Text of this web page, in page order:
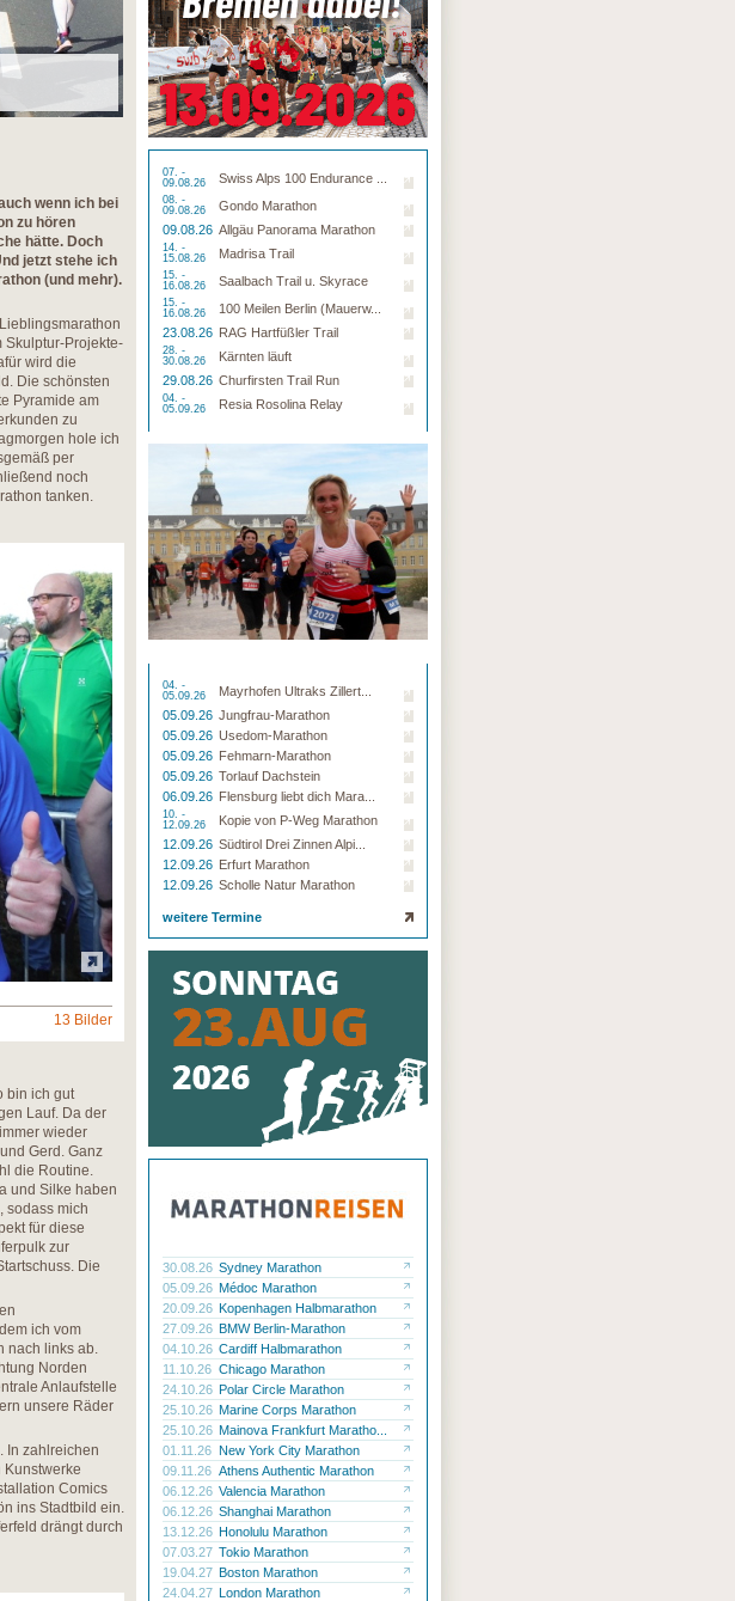
wenn ich bei
zu hören
hätte. Doch
jetzt stehe ich
(und mehr).
Skulptur-Projekte-
wird die
Die schönsten
Pyramide am
zu
hole ich
per
noch
tanken.
13 Bilder
bin ich gut
Lauf. Da der
wieder
Gerd. Ganz
die Routine.
und Silke haben
sodass mich
für diese
zur
Die
ich vom
nach links ab.
Norden
Anlaufstelle
unsere Räder
In zahlreichen
Kunstwerke
Comics
ins Stadtbild ein.
drängt durch
07. -
09.08.26
Swiss Alps 100 Endurance ...
08. -
09.08.26
Gondo Marathon
09.08.26 Allgäu Panorama Marathon
14. -
15.08.26
Madrisa Trail
15. -
16.08.26
Saalbach Trail u. Skyrace
15. -
16.08.26
100 Meilen Berlin (Mauerw...
23.08.26 RAG Hartfüßler Trail
28. -
30.08.26
Kärnten läuft
29.08.26 Churfirsten Trail Run
04. -
05.09.26
Resia Rosolina Relay
04. -
05.09.26
Mayrhofen Ultraks Zillert...
05.09.26 Jungfrau-Marathon
05.09.26 Usedom-Marathon
05.09.26 Fehmarn-Marathon
05.09.26 Torlauf Dachstein
06.09.26 Flensburg liebt dich Mara...
10. -
12.09.26
Kopie von P-Weg Marathon
12.09.26 Südtirol Drei Zinnen Alpi...
12.09.26 Erfurt Marathon
12.09.26 Scholle Natur Marathon
weitere Termine
30.08.26 Sydney Marathon
05.09.26 Médoc Marathon
20.09.26 Kopenhagen Halbmarathon
27.09.26 BMW Berlin-Marathon
04.10.26 Cardiff Halbmarathon
11.10.26 Chicago Marathon
24.10.26 Polar Circle Marathon
25.10.26 Marine Corps Marathon
25.10.26 Mainova Frankfurt Maratho...
01.11.26 New York City Marathon
09.11.26 Athens Authentic Marathon
06.12.26 Valencia Marathon
06.12.26 Shanghai Marathon
13.12.26 Honolulu Marathon
07.03.27 Tokio Marathon
19.04.27 Boston Marathon
24.04.27 London Marathon